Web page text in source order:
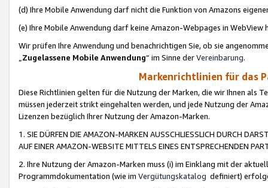
(d) Ihre Mobile Anwendung darf nicht die Funktion von Amazons
(e) Ihre Mobile Anwendung darf keine Amazon-Webpages in WebView
Wir prüfen Ihre Anwendung und benachrichtigen Sie, ob sie
„Zugelassene Mobile Anwendung“ im Sinne derVereinbarung.
Markenrichtlinien für das
Diese Richtlinien gelten für die Nutzung der Marken, die wir Ihnen als
müssen jederzeit strikt eingehalten werden, und jede Nutzung der
Lizenzen bezüglich Ihrer Nutzung der Amazon-Marken.
1. SIE DÜRFEN DIE AMAZON-MARKEN AUSSCHLIESSLICH DURCH
AUF EINER AMAZON-WEBSITE MITTELS EINES ENTSPRECHENDEN
2. Ihre Nutzung der Amazon-Marken muss (i) im Einklang mit der
Programmdokumentation (wie im Vergütungskatalog definiert)